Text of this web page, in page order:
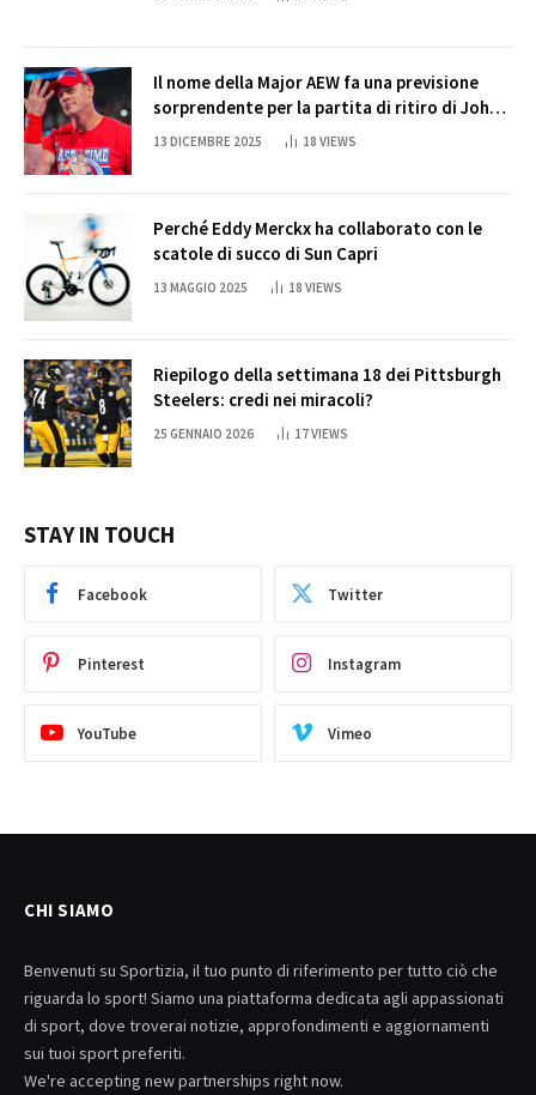
Il nome della Major AEW fa una previsione
sorprendente per la partita di ritiro di John
Cena
13 DICEMBRE 2025 18 VIEWS
Perché Eddy Merckx ha collaborato con le
scatole di succo di Sun Capri
13 MAGGIO 2025 18 VIEWS
Riepilogo della settimana 18 dei Pittsburgh
Steelers: credi nei miracoli?
25 GENNAIO 2026 17VIEWS
STAY IN TOUCH
Facebook Twitter
Pinterest Instagram
YouTube Vimeo
CHI SIAMO
Benvenuti su Sportizia, il tuo punto di riferimento per tutto ciò che
riguarda lo sport! Siamo una piattaforma dedicata agli appassionati
di sport, dove troverai notizie, approfondimenti e aggiornamenti
sui tuoi sport preferiti.
We're accepting new partnerships right now.